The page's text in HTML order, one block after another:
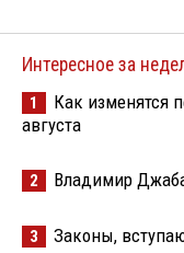
Интересное за
1
Как изменятся
августа
2 Владимир
3 Законы,